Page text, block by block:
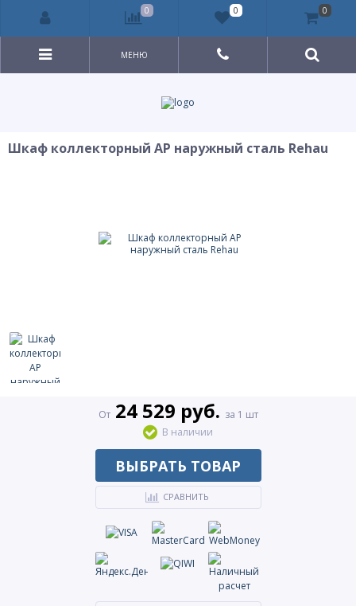
МЕНЮ
Шкаф коллекторный AP наружный сталь Rehau
От24 529 руб. за 1 шт
В наличии
ВЫБРАТЬ ТОВАР
СРАВНИТЬ
0 0 0